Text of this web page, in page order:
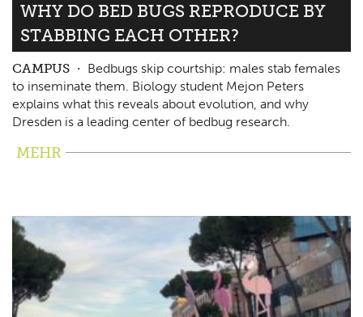
WHY DO BED BUGS REPRODUCE BY
STABBING EACH OTHER?
CAMPUS
Bedbugs skip courtship: males stab females
to inseminate them. Biology student Mejon Peters
explains what this reveals about evolution, and why
Dresden is a leading center of bedbug research.
MEHR